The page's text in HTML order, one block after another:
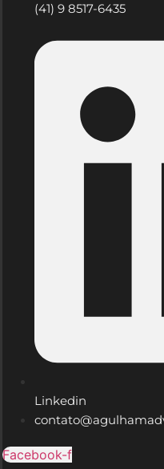
(41) 9 8517-6435
Linkedin
Facebook-f